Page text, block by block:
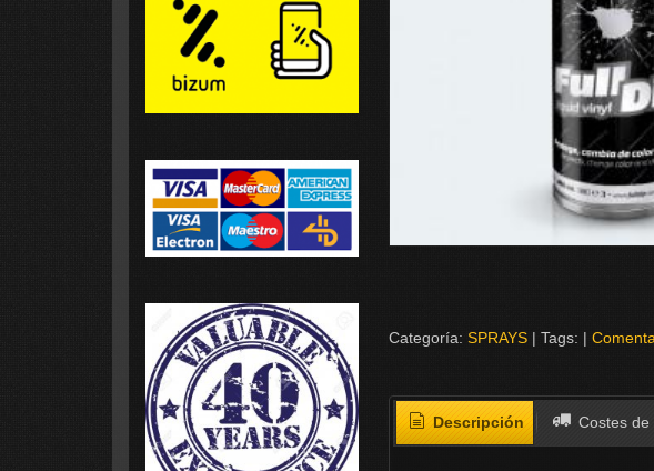
Categoría: SPRAYS| Tags: |
Descripción Costes de